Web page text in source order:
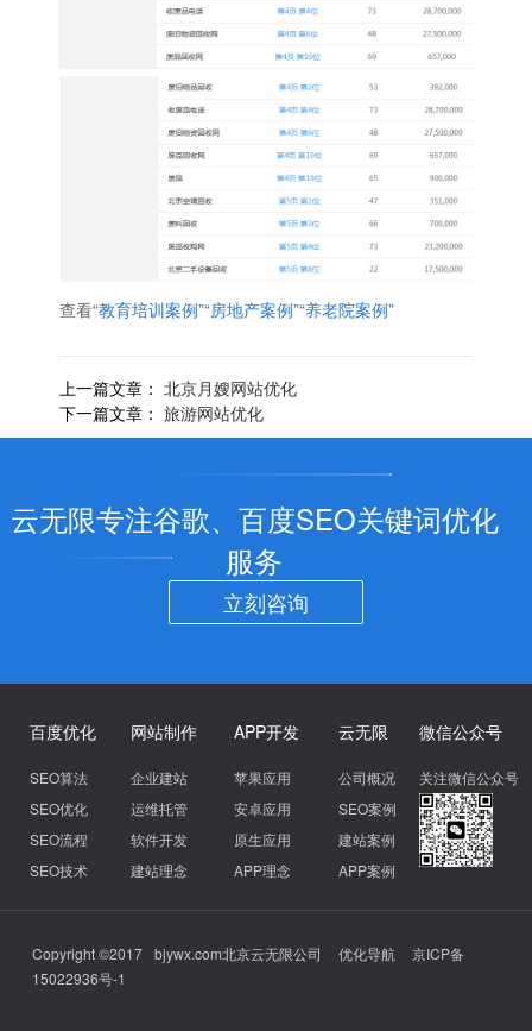
查看“教育培训案例”“房地产案例”“养老院案例”
上一篇文章： 北京月嫂网站优化
下一篇文章： 旅游网站优化
云无限专注谷歌、百度SEO关键词优化
服务
立刻咨询
百度优化
SEO算法
SEO优化
SEO流程
SEO技术
网站制作
企业建站
运维托管
软件开发
建站理念
APP开发
苹果应用
安卓应用
原生应用
APP理念
云无限
公司概况
SEO案例
建站案例
APP案例
微信公众号
关注微信公众号
Copyright ©2017 bjywx.com北京云无限公司 优化导航
京ICP备
15022936号-1